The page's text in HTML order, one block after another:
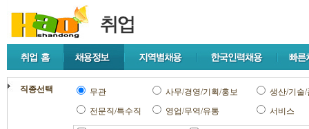
직종선택 무관 사무/경영/기획/홍보
생산/기술
전문직/특수직
영업/무역/유통 서비스